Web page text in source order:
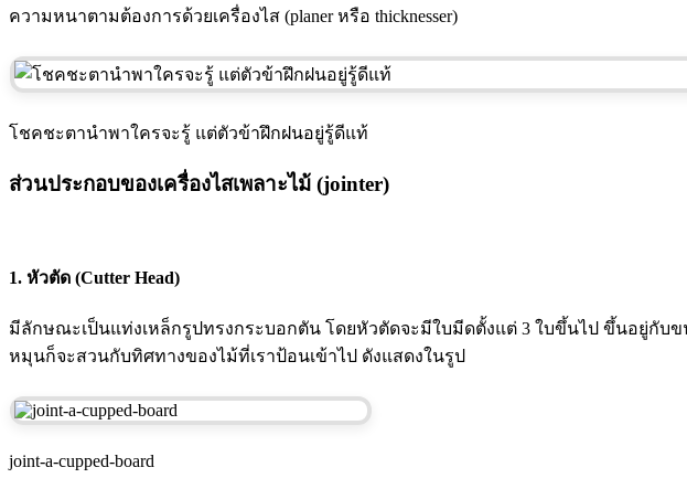
ความหนาตามต้องการด้วยเครื่องไส (planer หรือ thicknesser)
โชคชะตานำพาใครจะรู้ แต่ตัวข้าฝึกฝนอยู่รู้ดีแท้
ส่วนประกอบของเครื่องไสเพลาะไม้ (jointer)
1. หัวตัด (Cutter Head)
มีลักษณะเป็นแท่งเหล็กรูปทรงกระบอกตัน โดยหัวตัดจะมีใบมีดตั้งแต่ 3 ใบขึ้นไป ขึ้นอยู่กับ
หมุนก็จะสวนกับทิศทางของไม้ที่เราป้อนเข้าไป ดังแสดงในรูป
joint-a-cupped-board